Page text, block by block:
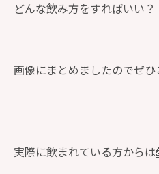
どんな飲み方をすればいい？
画像にまとめましたのでぜ
実際に飲まれている方からは